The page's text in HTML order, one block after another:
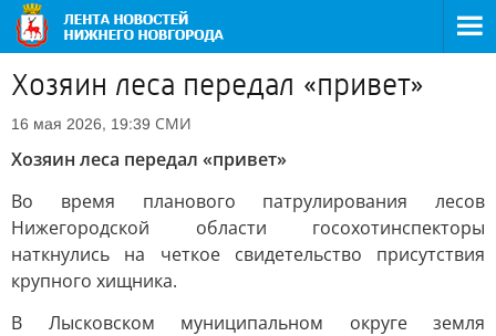
Хозяин леса передал «привет»
16 мая 2026, 19:39 СМИ
Хозяин леса передал «привет»
Во время планового патрулирования лесов
Нижегородской области госохотинспекторы
наткнулись на четкое свидетельство присутствия
крупного хищника.
В Лысковском муниципальном округе земля